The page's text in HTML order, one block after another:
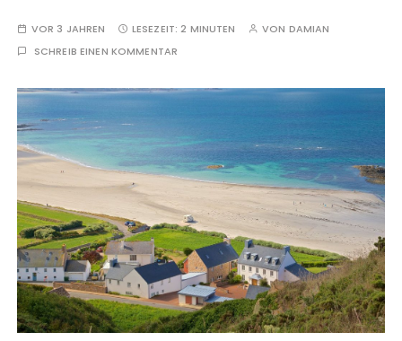
VOR 3 JAHREN LESEZEIT:2 MINUTEN VON DAMIAN
SCHREIB EINEN KOMMENTAR